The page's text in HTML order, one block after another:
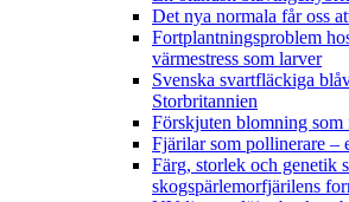
Det nya normala får oss
Fortplantningsproblem
värmestress som larver
Svenska svartfläckiga
Storbritannien
Förskjuten blomning
Fjärilar som pollinerare –
Färg, storlek och genetik
skogspärlemorfjärilens